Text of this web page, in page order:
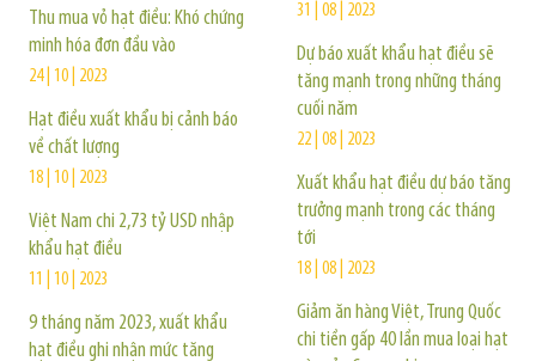
Thu mua vỏ hạt điều: Khó chứng
minh hóa đơn đầu vào
24 | 10 | 2023
Hạt điều xuất khẩu bị cảnh báo
về chất lượng
18 | 10 | 2023
Việt Nam chi 2,73 tỷ USD nhập
khẩu hạt điều
11 | 10 | 2023
9 tháng năm 2023, xuất khẩu
hạt điều ghi nhận mức tăng
31 | 08 | 2023
Dự báo xuất khẩu hạt điều sẽ
tăng mạnh trong những tháng
cuối năm
22 | 08 | 2023
Xuất khẩu hạt điều dự báo tăng
trưởng mạnh trong các tháng
tới
18 | 08 | 2023
Giảm ăn hàng Việt, Trung Quốc
chi tiền gấp 40 lần mua loại hạt